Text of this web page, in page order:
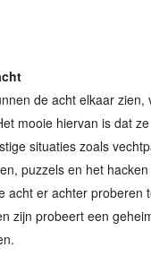
de acht elkaar zien,
mooie hiervan is dat
situaties zoals
puzzels en het
acht er achter proberen
zijn probeert een